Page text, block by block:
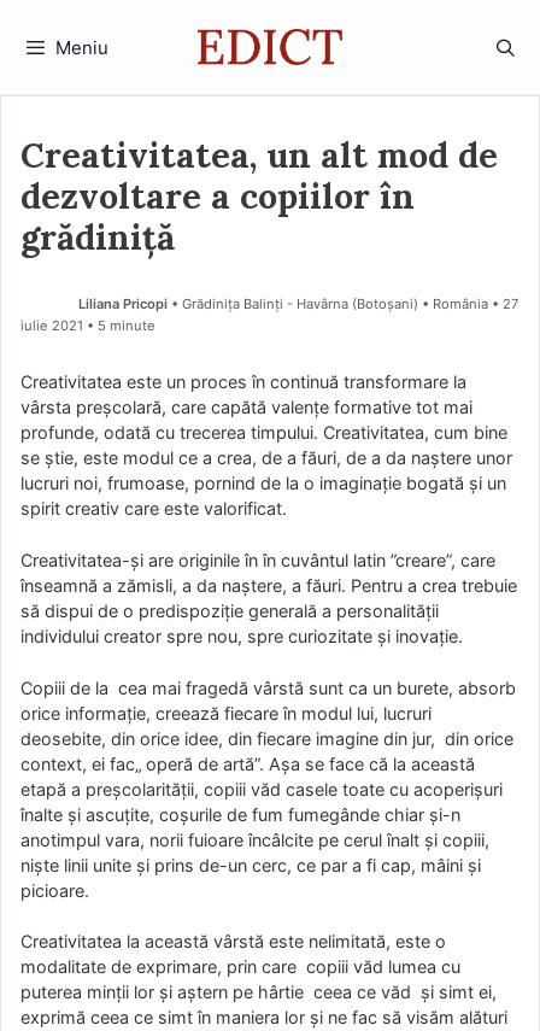
Meniu
Creativitatea, un alt mod de
dezvoltare a copiilor în
grădiniță
Liliana Pricopi • Grădinița Balinți - Havârna (Botoşani) • România
27
iulie 2021 • 5 minute
Creativitatea este un proces în continuă transformare la
vârsta preșcolară, care capătă valențe formative tot mai
profunde, odată cu trecerea timpului. Creativitatea, cum bine
se știe, este modul ce a crea, de a făuri, de a da naștere unor
lucruri noi, frumoase, pornind de la o imaginație bogată și un
spirit creativ care este valorificat.
Creativitatea-și are originile în în cuvântul latin ”creare”, care
înseamnă a zămisli, a da naștere, a făuri. Pentru a crea trebuie
să dispui de o predispoziție generală a personalității
individului creator spre nou, spre curiozitate și inovație.
Copiii de la cea mai fragedă vârstă sunt ca un burete, absorb
orice informație, creează fiecare în modul lui, lucruri
deosebite, din orice idee, din fiecare imagine din jur, din orice
context, ei fac„ operă de artă”. Așa se face că la această
etapă a preșcolarității, copiii văd casele toate cu acoperișuri
înalte și ascuțite, coșurile de fum fumegânde chiar și-n
anotimpul vara, norii fuioare încâlcite pe cerul înalt și copiii,
niște linii unite și prins de-un cerc, ce par a fi cap, mâini și
picioare.
Creativitatea la această vârstă este nelimitată, este o
modalitate de exprimare, prin care copiii văd lumea cu
puterea minții lor și aștern pe hârtie ceea ce văd și simt ei,
exprimă ceea ce simt în maniera lor și ne fac să visăm alături